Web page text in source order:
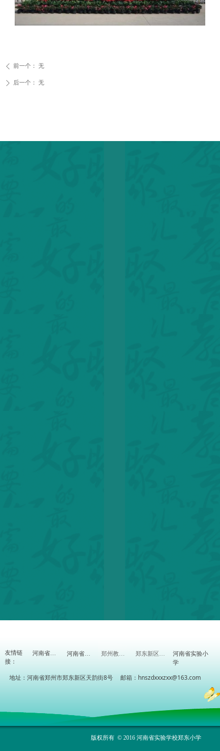
ꄴ 前一个： 无
ꄲ 后一个： 无
地址：河南省郑州市郑东新区天韵街8号 邮箱：hnszdxxxzxx@163.com
版权所有 © 2016 河南省实验学校郑东小学
河南省实验小
学
郑东新区教体局
友情链
接：
郑州教育信息网
河南省教育厅 河南省教研室